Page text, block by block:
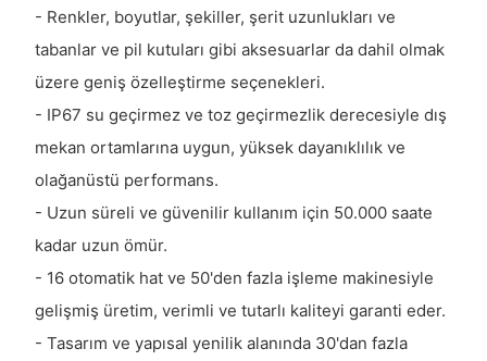
- Renkler, boyutlar, şekiller, şerit uzunlukları ve
tabanlar ve pil kutuları gibi aksesuarlar da dahil olmak
üzere geniş özelleştirme seçenekleri.
- IP67 su geçirmez ve toz geçirmezlik derecesiyle dış
mekan ortamlarına uygun, yüksek dayanıklılık ve
olağanüstü performans.
- Uzun süreli ve güvenilir kullanım için 50.000 saate
kadar uzun ömür.
- 16 otomatik hat ve 50'den fazla işleme makinesiyle
gelişmiş üretim, verimli ve tutarlı kaliteyi garanti eder.
- Tasarım ve yapısal yenilik alanında 30'dan fazla